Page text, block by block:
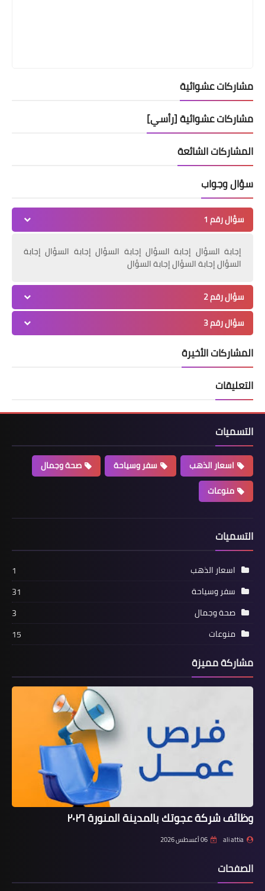
مشاركات عشوائية
مشاركات عشوائية [رأسي]
المشاركات الشائعة
سؤال وجواب
سؤال رقم 1
إجابة السؤال إجابة السؤال إجابة السؤال إجابة السؤال إجابة
السؤال إجابة السؤال إجابة السؤال
سؤال رقم 2
سؤال رقم 3
المشاركات الأخيرة
التعليقات
التسميات
اسعار الذهب سفر وسياحة
صحة وجمال
منوعات
التسميات
اسعار الذهب
1
سفر وسياحة
31
صحة وجمال
3
منوعات
15
مشاركة مميزة
وظائف شركة عجوتك بالمدينة المنورة ٢٠٢٦
ali attia 06 أغسطس 2026
الصفحات